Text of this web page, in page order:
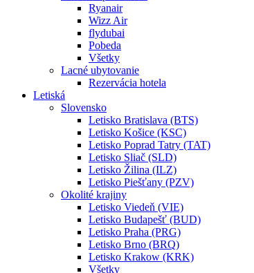
Ryanair
Wizz Air
flydubai
Pobeda
Všetky
Lacné ubytovanie
Rezervácia hotela
Letiská
Slovensko
Letisko Bratislava (BTS)
Letisko Košice (KSC)
Letisko Poprad Tatry (TAT)
Letisko Sliač (SLD)
Letisko Žilina (ILZ)
Letisko Piešťany (PZV)
Okolité krajiny
Letisko Viedeň (VIE)
Letisko Budapešť (BUD)
Letisko Praha (PRG)
Letisko Brno (BRQ)
Letisko Krakow (KRK)
Všetky